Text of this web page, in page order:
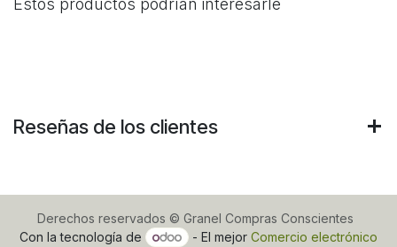
Reseñas de los clientes
Derechos reservados © Granel Compras Conscientes
Con la tecnología de
- El mejor Comercio electrónico